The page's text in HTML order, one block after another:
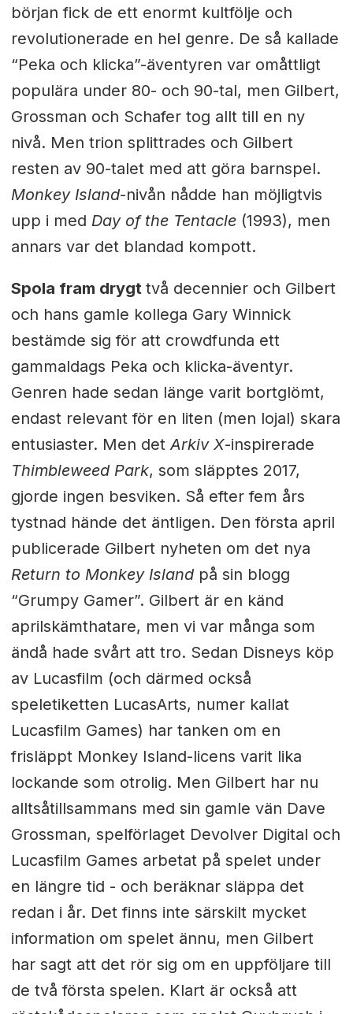
början fick de ett enormt kultfölje och
revolutionerade en hel genre. De så kallade
“Peka och klicka”-äventyren var omåttligt
populära under 80- och 90-tal, men Gilbert,
Grossman och Schafer tog allt till en ny
nivå. Men trion splittrades och Gilbert
resten av 90-talet med att göra barnspel.
Monkey Island-nivån nådde han möjligtvis
upp i med Day of the Tentacle(1993), men
annars var det blandad kompott.
Spola fram drygt två decennier och Gilbert
och hans gamle kollega Gary Winnick
bestämde sig för att crowdfunda ett
gammaldags Peka och klicka-äventyr.
Genren hade sedan länge varit bortglömt,
endast relevant för en liten (men lojal) skara
entusiaster. Men detArkiv X-inspirerade
Thimbleweed Park, som släpptes 2017,
gjorde ingen besviken. Så efter fem års
tystnad hände det äntligen. Den första april
publicerade Gilbert nyheten om det nya
Return to Monkey Islandpå sin blogg
“Grumpy Gamer”. Gilbert är en känd
aprilskämthatare, men vi var många som
ändå hade svårt att tro. Sedan Disneys köp
av Lucasfilm (och därmed också
speletiketten LucasArts, numer kallat
Lucasfilm Games) har tanken om en
frisläppt Monkey Island-licens varit lika
lockande som otrolig. Men Gilbert har nu
alltsåtillsammans med sin gamle vän Dave
Grossman, spelförlaget Devolver Digital och
Lucasfilm Games arbetat på spelet under
en längre tid - och beräknar släppa det
redan i år. Det finns inte särskilt mycket
information om spelet ännu, men Gilbert
har sagt att det rör sig om en uppföljare till
de två första spelen. Klart är också att